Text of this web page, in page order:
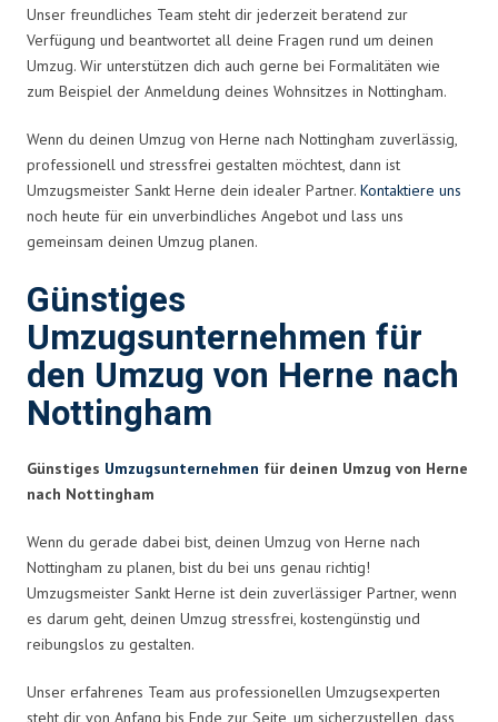
Unser freundliches Team steht dir jederzeit beratend zur
Verfügung und beantwortet all deine Fragen rund um deinen
Umzug. Wir unterstützen dich auch gerne bei Formalitäten wie
zum Beispiel der Anmeldung deines Wohnsitzes in Nottingham.
Wenn du deinen Umzug von Herne nach Nottingham zuverlässig,
professionell und stressfrei gestalten möchtest, dann ist
Umzugsmeister Sankt Herne dein idealer Partner. Kontaktiere uns
noch heute für ein unverbindliches Angebot und lass uns
gemeinsam deinen Umzug planen.
Günstiges
Umzugsunternehmen für
den Umzug von Herne nach
Nottingham
Günstiges Umzugsunternehmen für deinen Umzug von Herne
nach Nottingham
Wenn du gerade dabei bist, deinen Umzug von Herne nach
Nottingham zu planen, bist du bei uns genau richtig!
Umzugsmeister Sankt Herne ist dein zuverlässiger Partner, wenn
es darum geht, deinen Umzug stressfrei, kostengünstig und
reibungslos zu gestalten.
Unser erfahrenes Team aus professionellen Umzugsexperten
steht dir von Anfang bis Ende zur Seite, um sicherzustellen, dass